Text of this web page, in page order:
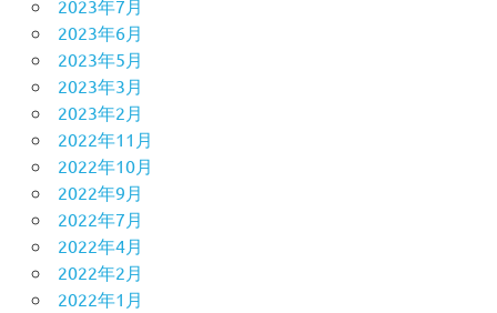
2023年7月
2023年6月
2023年5月
2023年3月
2023年2月
2022年11月
2022年10月
2022年9月
2022年7月
2022年4月
2022年2月
2022年1月